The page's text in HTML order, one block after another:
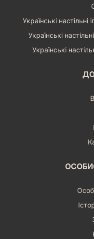
Українські
Українські
Українські